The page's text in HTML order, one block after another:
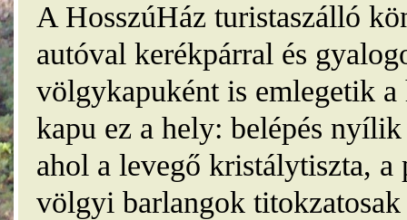
A HosszúHáz turistaszálló
autóval kerékpárral és
völgykapuként is emlegetik
kapu ez a hely: belépés
ahol a levegő kristálytiszta, a
völgyi barlangok